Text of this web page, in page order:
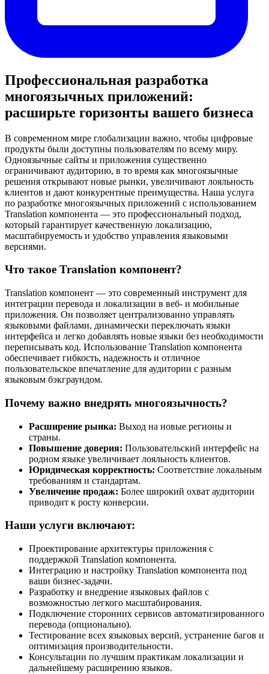
Профессиональная разработка
многоязычных приложений:
расширьте горизонты вашего бизнеса
В современном мире глобализации важно, чтобы цифровые
продукты были доступны пользователям по всему миру.
Одноязычные сайты и приложения существенно
ограничивают аудиторию, в то время как многоязычные
решения открывают новые рынки, увеличивают лояльность
клиентов и дают конкурентные преимущества. Наша услуга
по разработке многоязычных приложений с использованием
Translation компонента — это профессиональный подход,
который гарантирует качественную локализацию,
масштабируемость и удобство управления языковыми
версиями.
Что такое Translation компонент?
Translation компонент — это современный инструмент для
интеграции перевода и локализации в веб- и мобильные
приложения. Он позволяет централизованно управлять
языковыми файлами, динамически переключать языки
интерфейса и легко добавлять новые языки без необходимости
переписывать код. Использование Translation компонента
обеспечивает гибкость, надежность и отличное
пользовательское впечатление для аудитории с разным
языковым бэкграундом.
Почему важно внедрять многоязычность?
Расширение рынка: Выход на новые регионы и
страны.
Повышение доверия: Пользовательский интерфейс на
родном языке увеличивает лояльность клиентов.
Юридическая корректность: Соответствие локальным
требованиям и стандартам.
Увеличение продаж: Более широкий охват аудитории
приводит к росту конверсии.
Наши услуги включают:
Проектирование архитектуры приложения с
поддержкой Translation компонента.
Интеграцию и настройку Translation компонента под
ваши бизнес-задачи.
Разработку и внедрение языковых файлов с
возможностью легкого масштабирования.
Подключение сторонних сервисов автоматизированного
перевода (опционально).
Тестирование всех языковых версий, устранение багов и
оптимизация производительности.
Консультации по лучшим практикам локализации и
дальнейшему расширению языков.